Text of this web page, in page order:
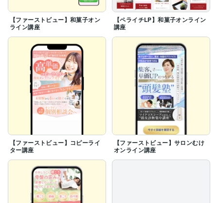
【ファーストビュー】和菓子オン
ライン講座
【ペライチLP】和菓子オンライン
講座
【ファーストビュー】コピーライ
ター講座
【ファーストビュー】サロンむけ
オンライン講座